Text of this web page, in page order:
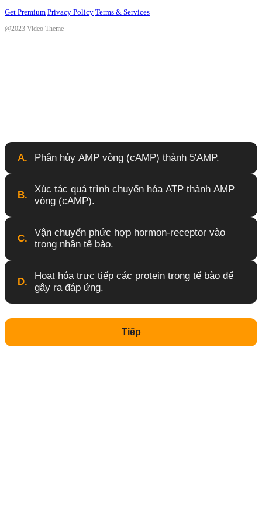
Get Premium Privacy Policy Terms & Services
@2023 Video Theme
A. Phân hủy AMP vòng (cAMP) thành 5'AMP.
B.
Xúc tác quá trình chuyển hóa ATP thành AMP
vòng (cAMP).
C.
Vận chuyển phức hợp hormon-receptor vào
trong nhân tế bào.
D.
Hoạt hóa trực tiếp các protein trong tế bào để
gây ra đáp ứng.
Tiếp